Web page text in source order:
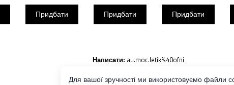
Придбати Придбати Придбати
Написати: au.moc.letik%40ofni
Тел.:
098-694-84-10
Для вашої зручності ми використовуємо файли